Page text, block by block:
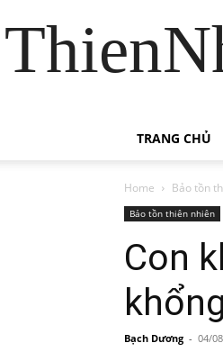
TRANG CHỦ
Home Bảo tồn
Bảo tồn thiên nhiên
Con
Bạch Dương - 04/